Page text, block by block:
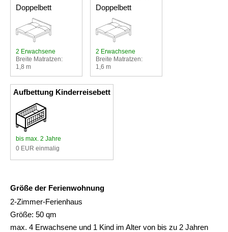
Doppelbett
2 Erwachsene
Breite Matratzen:
1,8 m
Doppelbett
2 Erwachsene
Breite Matratzen:
1,6 m
Aufbettung Kinderreisebett
bis max. 2 Jahre
0 EUR einmalig
Größe der Ferienwohnung
2-Zimmer-Ferienhaus
Größe: 50 qm
max. 4 Erwachsene und 1 Kind im Alter von bis zu 2 Jahren